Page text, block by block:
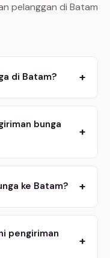
pelanggan di Batam
di Batam? +
bunga
+
ke Batam? +
pengiriman
+